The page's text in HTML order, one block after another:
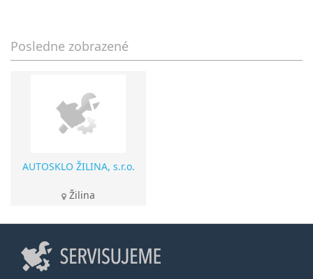
Posledne zobrazené
AUTOSKLO ŽILINA, s.r.o.
Žilina